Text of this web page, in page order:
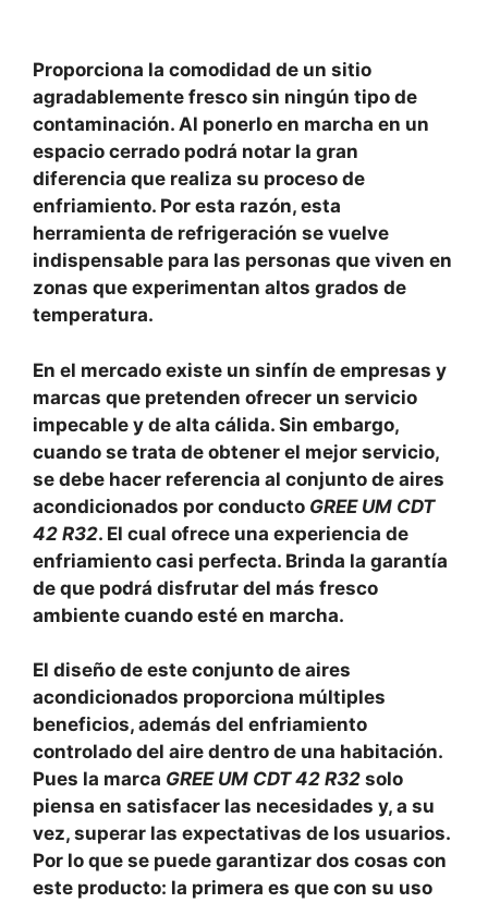
Proporciona la comodidad de un sitio
agradablemente fresco sin ningún tipo de
contaminación. Al ponerlo en marcha en un
espacio cerrado podrá notar la gran
diferencia que realiza su proceso de
enfriamiento. Por esta razón, esta
herramienta de refrigeración se vuelve
indispensable para las personas que viven en
zonas que experimentan altos grados de
temperatura.
En el mercado existe un sinfín de empresas y
marcas que pretenden ofrecer un servicio
impecable y de alta cálida. Sin embargo,
cuando se trata de obtener el mejor servicio,
se debe hacer referencia al conjunto de aires
acondicionados por conducto GREE UM CDT
42 R32. El cual ofrece una experiencia de
enfriamiento casi perfecta. Brinda la garantía
de que podrá disfrutar del más fresco
ambiente cuando esté en marcha.
El diseño de este conjunto de aires
acondicionados proporciona múltiples
beneficios, además del enfriamiento
controlado del aire dentro de una habitación.
Pues la marca GREE UM CDT 42 R32 solo
piensa en satisfacer las necesidades y, a su
vez, superar las expectativas de los usuarios.
Por lo que se puede garantizar dos cosas con
este producto: la primera es que con su uso